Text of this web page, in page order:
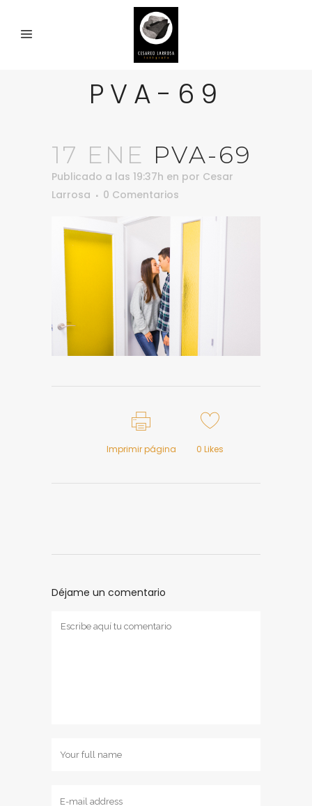
PVA-69
17 ENE PVA-69
Publicado a las 19:37h en por Cesar
Larrosa
0 Comentarios
Imprimir página 0 Likes
Déjame un comentario